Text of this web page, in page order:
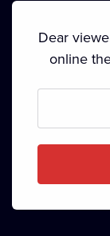
Dear
online